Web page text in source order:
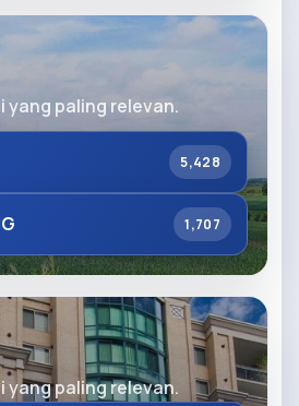
yang paling relevan.
5,428
1,707
yang paling relevan.